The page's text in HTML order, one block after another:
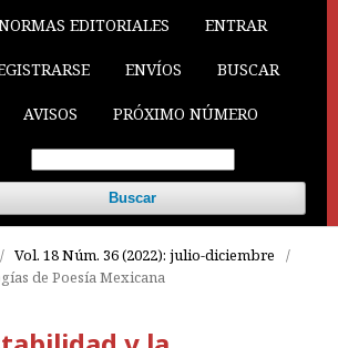
EDITORIALES ENTRAR
ENVÍOS BUSCAR
AVISOS PRÓXIMO NÚMERO
Buscar
/ Vol. 18 Núm. 36 (2022): julio-diciembre
/
de Poesía Mexicana